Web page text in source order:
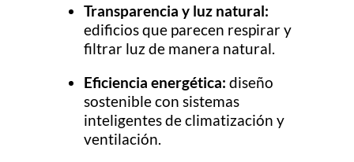
Transparencia y luz natural:
edificios que parecen respirar y
filtrar luz de manera natural.
Eficiencia energética: diseño
sostenible con sistemas
inteligentes de climatización y
ventilación.